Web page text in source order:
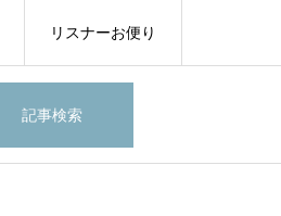
記事検索
リスナーお便り